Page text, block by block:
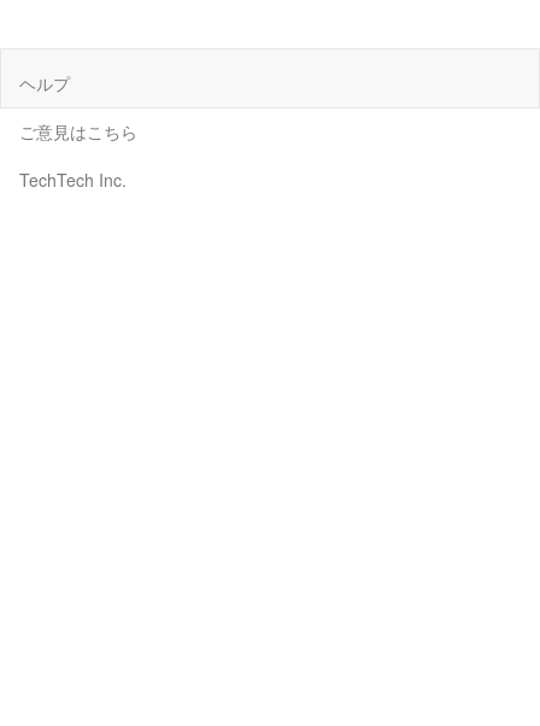
ヘルプ
ご意見はこちら
TechTech Inc.